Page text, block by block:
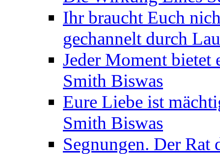
Ihr braucht Euch
gechannelt durch
Jeder Moment bietet
Smith Biswas
Eure Liebe ist
Smith Biswas
Segnungen. Der